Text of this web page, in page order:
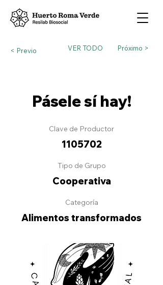
< Previo VER TODO Próximo >
Pásele sí hay!
Clave de Productor
1105702
Tipo de Grupo
Cooperativa
Categoría
Alimentos transformados